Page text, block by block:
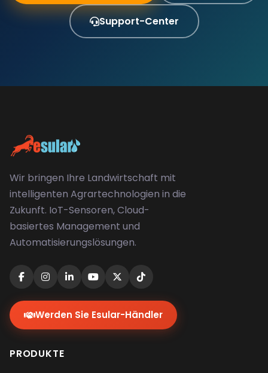
Support-Center
Wir bringen Ihre Landwirtschaft mit
intelligenten Agrartechnologien in die
Zukunft. IoT-Sensoren, Cloud-
basiertes Management und
Automatisierungslösungen.
Werden Sie Esular-Händler
PRODUKTE